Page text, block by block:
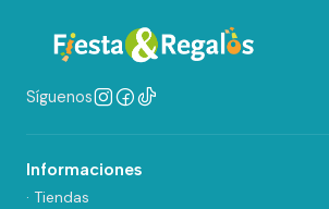
Síguenos
Informaciones
· Tiendas